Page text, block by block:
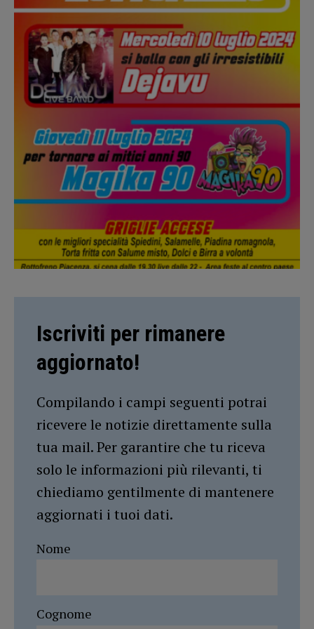
Iscriviti per rimanere
aggiornato!
Compilando i campi seguenti potrai
ricevere le notizie direttamente sulla
tua mail. Per garantire che tu riceva
solo le informazioni più rilevanti, ti
chiediamo gentilmente di mantenere
aggiornati i tuoi dati.
Nome
Cognome